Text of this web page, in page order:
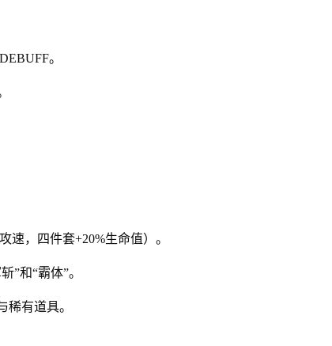
。
速，四件套+20%生命值）。
”和“霸体”。
有道具。